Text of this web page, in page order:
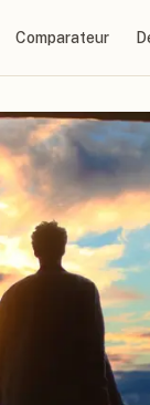
Comparateur